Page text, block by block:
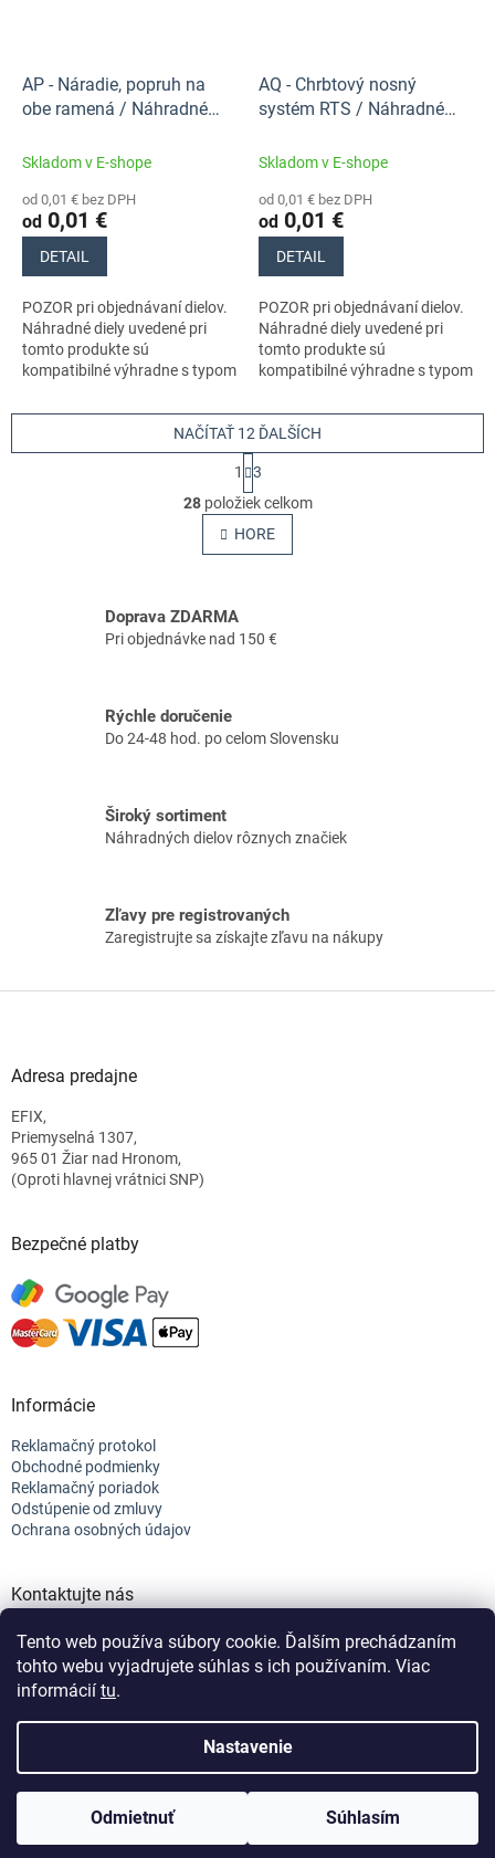
Tento web používa súbory cookie. Ďalším prechádzaním
tohto webu vyjadrujete súhlas s ich používaním. Viac
informácií tu.
Nastavenie
Odmietnuť Súhlasím
AP - Náradie, popruh na
obe ramená / Náhradné
Skladom v E-shope
od 0,01 € bez DPH
od 0,01 €
DETAIL
POZOR pri objednávaní dielov.
Náhradné diely uvedené pri
tomto produkte sú
kompatibilné výhradne s typom
41380110606. Nezabudnite si
AQ - Chrbtový nosný
systém RTS / Náhradné
Skladom v E-shope
od 0,01 € bez DPH
od 0,01 €
DETAIL
POZOR pri objednávaní dielov.
Náhradné diely uvedené pri
tomto produkte sú
kompatibilné výhradne s typom
41380110606. Nezabudnite si
preto...
O
v
l
á
i
k
p
i
NAČÍTAŤ 12 ĎALŠÍCH
S
t
r
á
n
k
n
i
1
3
28položiek celkom
HORE
Doprava ZDARMA
Pri objednávke nad 150 €
Rýchle doručenie
Do 24-48 hod. po celom Slovensku
Široký sortiment
Náhradných dielov rôznych značiek
Zľavy pre registrovaných
Zaregistrujte sa získajte zľavu na nákupy
Adresa predajne
EFIX,
Priemyselná 1307,
965 01 Žiar nad Hronom,
(Oproti hlavnej vrátnici SNP)
Bezpečné platby
Informácie
Reklamačný protokol
Obchodné podmienky
Reklamačný poriadok
Odstúpenie od zmluvy
Ochrana osobných údajov
Kontaktujte nás
+421 944 682 154
info@efix.top
. Všetky práva vyhradené.
cookiesNastavenie | Úprava | Custom =Netmedia s.r.o.